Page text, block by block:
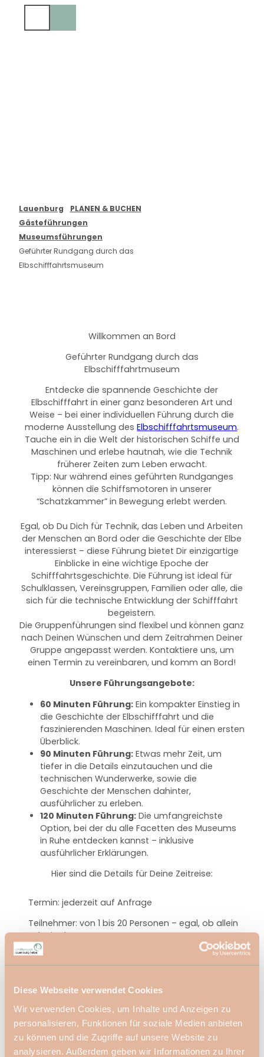
Diese Webseite verwendet Cookies
Wir verwenden Cookies, um Inhalte und Anzeigen zu
personalisieren, Funktionen für soziale Medien anbieten
zu können und die Zugriffe auf unsere Website zu
analysieren. Außerdem geben wir Informationen zu Ihrer
Lauenburg
PLANEN & BUCHEN
Gästeführungen
Museumsführungen
Geführter Rundgang durch das
Elbschifffahrtsmuseum
Willkommen an Bord
Geführter Rundgang durch das
Elbschifffahrtmuseum
Entdecke die spannende Geschichte der
Elbschifffahrt in einer ganz besonderen Art und
Weise – bei einer individuellen Führung durch die
moderne Ausstellung desElbschifffahrtsmuseum.
Tauche ein in die Welt der historischen Schiffe und
Maschinen und erlebe hautnah, wie die Technik
früherer Zeiten zum Leben erwacht.
Tipp: Nur während eines geführten Rundganges
können die Schiffsmotoren in unserer
“Schatzkammer” in Bewegung erlebt werden.
Egal, ob Du Dich für Technik, das Leben und Arbeiten
der Menschen an Bord oder die Geschichte der Elbe
interessierst – diese Führung bietet Dir einzigartige
Einblicke in eine wichtige Epoche der
Schifffahrtsgeschichte. Die Führung ist ideal für
Schulklassen, Vereinsgruppen, Familien oder alle, die
sich für die technische Entwicklung der Schifffahrt
begeistern.
Die Gruppenführungen sind flexibel und können ganz
nach Deinen Wünschen und dem Zeitrahmen Deiner
Gruppe angepasst werden. Kontaktiere uns, um
einen Termin zu vereinbaren, und komm an Bord!
Unsere Führungsangebote:
60 Minuten Führung: Ein kompakter Einstieg in
die Geschichte der Elbschifffahrt und die
faszinierenden Maschinen. Ideal für einen ersten
Überblick.
90 Minuten Führung: Etwas mehr Zeit, um
tiefer in die Details einzutauchen und die
technischen Wunderwerke, sowie die
Geschichte der Menschen dahinter,
ausführlicher zu erleben.
120 Minuten Führung: Die umfangreichste
Option, bei der du alle Facetten des Museums
in Ruhe entdecken kannst – inklusive
ausführlicher Erklärungen.
Hier sind die Details für Deine Zeitreise:
Termin: jederzeit auf Anfrage
Teilnehmer: von 1 bis 20 Personen – egal, ob allein
oder in der Gruppe
Dauer: 60 Minuten, 90 Minuten oder 120 Minuten
Rundgang nach Wahl
Öffnungszeiten:
Dienstag bis Freitag 10:00 - 18:00 Uhr
Wochenende & Feiertags 10:00 - 17:00 Uhr
November bis Februar
Dienstag bis Sonntag 10:00 - 16:00 Uhr